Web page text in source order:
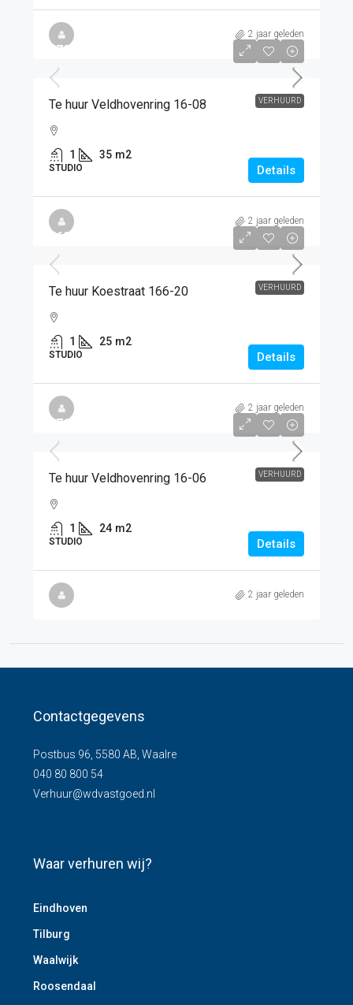
2 jaar geleden
VERHUURD
€725
Te huur Veldhovenring 16-08
1 35 m2
STUDIO Details
2 jaar geleden
VERHUURD
€620
Te huur Koestraat 166-20
1 25 m2
STUDIO Details
2 jaar geleden
VERHUURD
€715
Te huur Veldhovenring 16-06
1 24 m2
STUDIO Details
2 jaar geleden
Contactgegevens
Postbus 96, 5580 AB, Waalre
040 80 800 54
Verhuur@wdvastgoed.nl
Waar verhuren wij?
Eindhoven
Tilburg
Waalwijk
Roosendaal